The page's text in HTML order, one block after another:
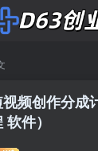
频创作分成
件）